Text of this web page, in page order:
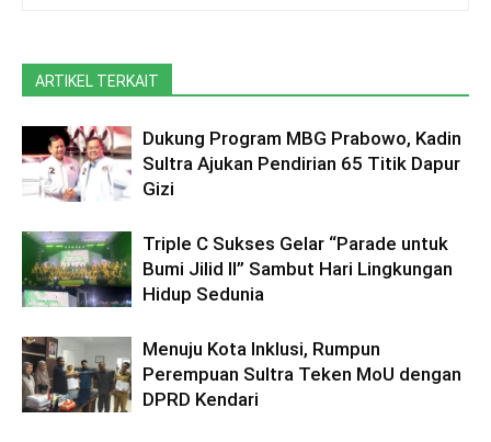
ARTIKEL TERKAIT
Dukung Program MBG Prabowo, Kadin
Sultra Ajukan Pendirian 65 Titik Dapur
Gizi
Triple C Sukses Gelar “Parade untuk
Bumi Jilid II” Sambut Hari Lingkungan
Hidup Sedunia
Menuju Kota Inklusi, Rumpun
Perempuan Sultra Teken MoU dengan
DPRD Kendari